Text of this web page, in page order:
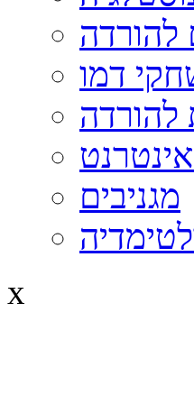
דמו
להורדה
מגניבים
x